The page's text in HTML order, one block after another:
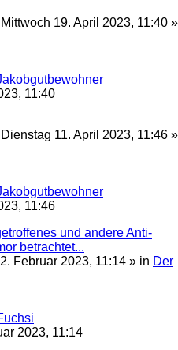
Mittwoch 19. April 2023, 11:40 »
11:40
Dienstag 11. April 2023, 11:46 »
11:46
und andere Anti-
betrachtet...
Februar 2023, 11:14 » in Der
2023, 11:14